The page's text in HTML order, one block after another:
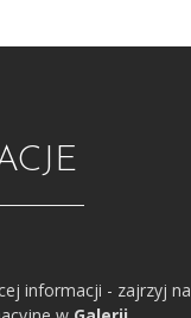
informacji - zajrzyj na